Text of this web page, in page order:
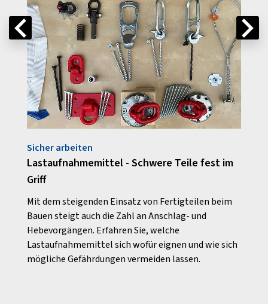
Sicher arbeiten
Lastaufnahmemittel - Schwere Teile fest im
Griff
Mit dem steigenden Einsatz von Fertigteilen beim
Bauen steigt auch die Zahl an Anschlag- und
Hebevorgängen. Erfahren Sie, welche
Lastaufnahmemittel sich wofür eignen und wie sich
mögliche Gefährdungen vermeiden lassen.